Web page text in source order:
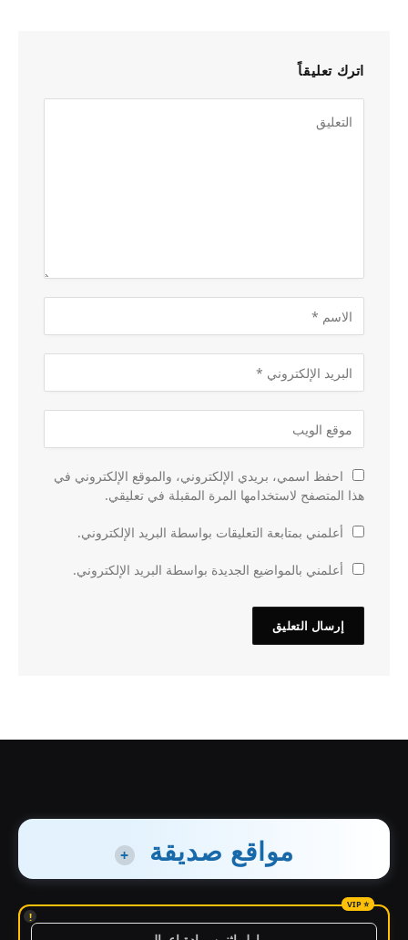
اترك تعليقاً
احفظ اسمي، بريدي الإلكتروني، والموقع الإلكتروني في
هذا المتصفح لاستخدامها المرة المقبلة في تعليقي.
أعلمني بمتابعة التعليقات بواسطة البريد الإلكتروني.
أعلمني بالمواضيع الجديدة بواسطة البريد الإلكتروني.
مواقع صديقة +
!